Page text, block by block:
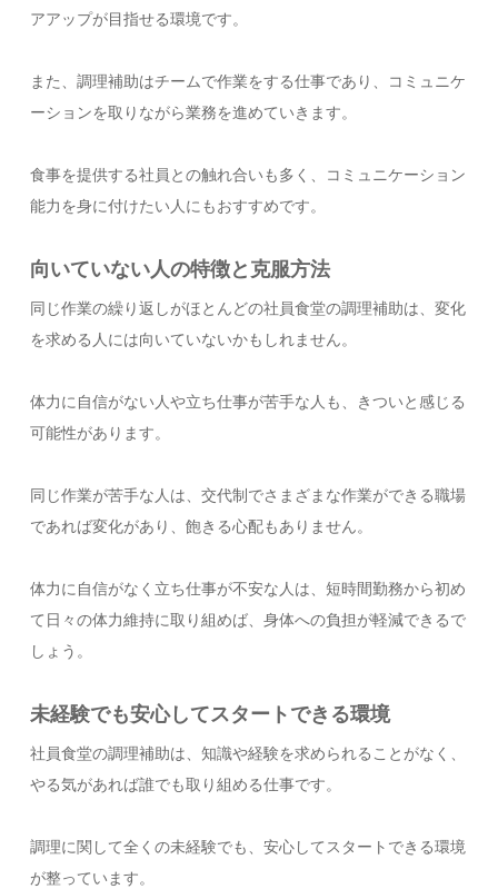
アアップが目指せる環境です。
また、調理補助はチームで作業をする仕事であり、コミュニケ
ーションを取りながら業務を進めていきます。
食事を提供する社員との触れ合いも多く、コミュニケーション
能力を身に付けたい人にもおすすめです。
向いていない人の特徴と克服方法
同じ作業の繰り返しがほとんどの社員食堂の調理補助は、変化
を求める人には向いていないかもしれません。
体力に自信がない人や立ち仕事が苦手な人も、きついと感じる
可能性があります。
同じ作業が苦手な人は、交代制でさまざまな作業ができる職場
であれば変化があり、飽きる心配もありません。
体力に自信がなく立ち仕事が不安な人は、短時間勤務から初め
て日々の体力維持に取り組めば、身体への負担が軽減できるで
しょう。
未経験でも安心してスタートできる環境
社員食堂の調理補助は、知識や経験を求められることがなく、
やる気があれば誰でも取り組める仕事です。
調理に関して全くの未経験でも、安心してスタートできる環境
が整っています。